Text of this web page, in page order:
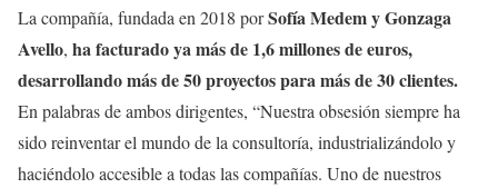
La compañía, fundada en 2018 porSofía Medem y Gonzaga
Avello, ha facturado ya más de 1,6 millones de euros,
desarrollando más de 50 proyectos para más de 30 clientes.
En palabras de ambos dirigentes, “Nuestra obsesión siempre ha
sido reinventar el mundo de la consultoría, industrializándolo y
haciéndolo accesible a todas las compañías. Uno de nuestros